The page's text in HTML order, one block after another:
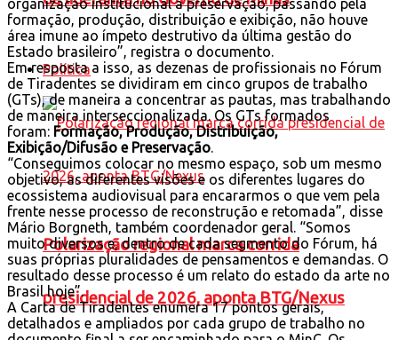
Política
Polarização regional marca corrida
presidencial de 2026, aponta BTG/Nexus
organização institucional à preservação, passando pela
formação, produção, distribuição e exibição, não houve
área imune ao ímpeto destrutivo da última gestão do
Estado brasileiro”, registra o documento.
Em resposta a isso, as dezenas de profissionais no Fórum
de Tiradentes se dividiram em cinco grupos de trabalho
(GTs), de maneira a concentrar as pautas, mas trabalhando
de maneira interseccionalizada. Os GTs formados
foram: Formação, Produção, Distribuição,
Exibição/Difusão e Preservação.
“Conseguimos colocar no mesmo espaço, sob um mesmo
objetivo, as diferentes visões e os diferentes lugares do
ecossistema audiovisual para encararmos o que vem pela
frente nesse processo de reconstrução e retomada”, disse
Mário Borgneth, também coordenador geral. “Somos
muito diversos e, dentro de cada segmento do Fórum, há
suas próprias pluralidades de pensamentos e demandas. O
resultado desse processo é um relato do estado da arte no
Brasil hoje”.
A Carta de Tiradentes enumera 17 pontos gerais,
detalhados e ampliados por cada grupo de trabalho no